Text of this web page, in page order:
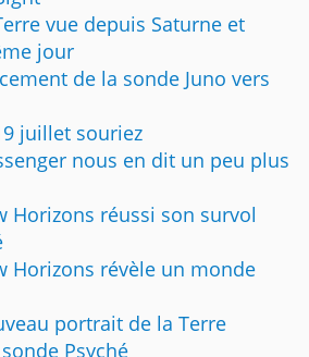
vue depuis Saturne et
jour
de la sonde Juno vers
juillet souriez
nous en dit un peu plus
Horizons réussi son survol
Horizons révèle un monde
portrait de la Terre
Psyché